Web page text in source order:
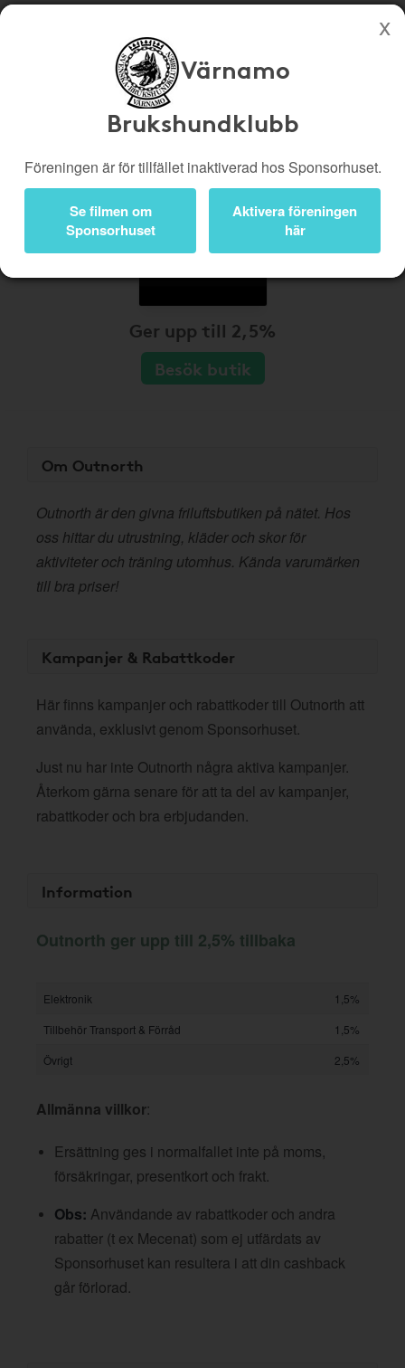
Köp genom denna sida stöttar Värnamo Brukshundklubb
Bli medlem
Logga in
Värnamo
Brukshundklubb
Föreningen är för tillfället inaktiverad hos Sponsorhuset.
Se filmen om
Sponsorhuset
Aktivera föreningen
här
Ger upp till 2,5%
Besök butik
Om Outnorth
Outnorth är den givna friluftsbutiken på nätet. Hos
oss hittar du utrustning, kläder och skor för
aktiviteter och träning utomhus. Kända varumärken
till bra priser!
Kampanjer & Rabattkoder
Här finns kampanjer och rabattkoder till Outnorth att
använda, exklusivt genom Sponsorhuset.
Just nu har inte Outnorth några aktiva kampanjer.
Återkom gärna senare för att ta del av kampanjer,
rabattkoder och bra erbjudanden.
Information
Outnorth ger upp till 2,5% tillbaka
Elektronik
1,5%
Tillbehör Transport & Förråd
1,5%
Övrigt
2,5%
Allmänna villkor:
Ersättning ges i normalfallet inte på moms,
försäkringar, presentkort och frakt.
Obs: Användande av rabattkoder och andra
rabatter (t ex Mecenat) som ej utfärdats av
Sponsorhuset kan resultera i att din cashback
går förlorad.